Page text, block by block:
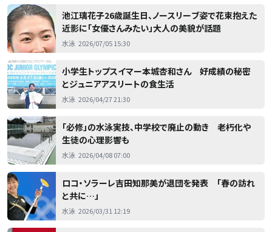
池江璃花子26歳誕生日、ノースリーブ姿で花束抱えた
近影に「女優さんみたい」大人の美貌が話題
水泳 2026/07/05 15:30
小学生トップスイマー本城杏和さん 好成績の秘密
とジュニアアスリートの食生活
水泳 2026/04/27 21:30
「必修」の水泳実技、中学校で廃止の動き 老朽化や
生徒の心理影響も
水泳 2026/04/08 07:00
ロコ・ソラーレ吉田知那美が退団を発表 「春の訪れ
と共に…」
水泳 2026/03/31 12:19